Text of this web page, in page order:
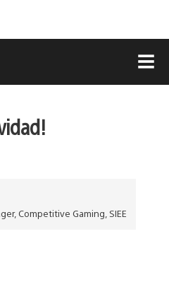
Competitive Gaming, SIEE